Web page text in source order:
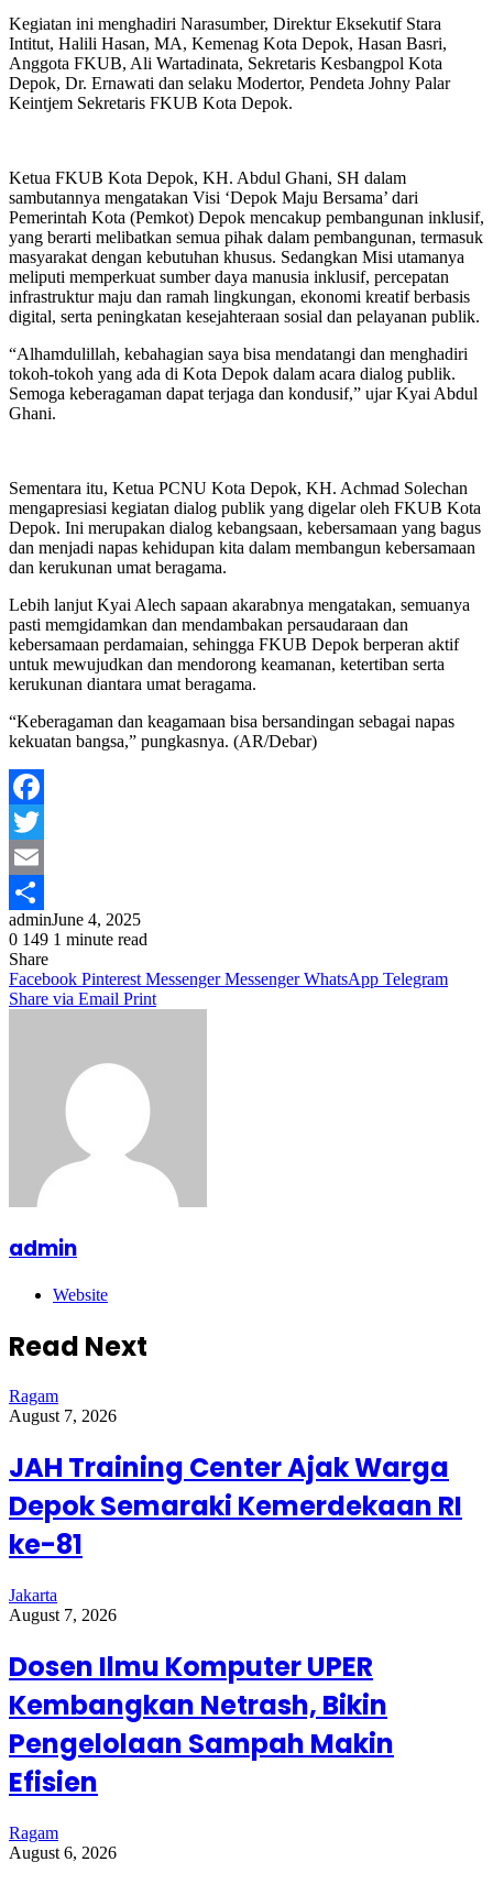
Kegiatan ini menghadiri Narasumber, Direktur Eksekutif Stara
Intitut, Halili Hasan, MA, Kemenag Kota Depok, Hasan Basri,
Anggota FKUB, Ali Wartadinata, Sekretaris Kesbangpol Kota
Depok, Dr. Ernawati dan selaku Modertor, Pendeta Johny Palar
Keintjem Sekretaris FKUB Kota Depok.
Ketua FKUB Kota Depok, KH. Abdul Ghani, SH dalam
sambutannya mengatakan Visi ‘Depok Maju Bersama’ dari
Pemerintah Kota (Pemkot) Depok mencakup pembangunan inklusif,
yang berarti melibatkan semua pihak dalam pembangunan, termasuk
masyarakat dengan kebutuhan khusus. Sedangkan Misi utamanya
meliputi memperkuat sumber daya manusia inklusif, percepatan
infrastruktur maju dan ramah lingkungan, ekonomi kreatif berbasis
digital, serta peningkatan kesejahteraan sosial dan pelayanan publik.
“Alhamdulillah, kebahagian saya bisa mendatangi dan menghadiri
tokoh-tokoh yang ada di Kota Depok dalam acara dialog publik.
Semoga keberagaman dapat terjaga dan kondusif,” ujar Kyai Abdul
Ghani.
Sementara itu, Ketua PCNU Kota Depok, KH. Achmad Solechan
mengapresiasi kegiatan dialog publik yang digelar oleh FKUB Kota
Depok. Ini merupakan dialog kebangsaan, kebersamaan yang bagus
dan menjadi napas kehidupan kita dalam membangun kebersamaan
dan kerukunan umat beragama.
Lebih lanjut Kyai Alech sapaan akarabnya mengatakan, semuanya
pasti memgidamkan dan mendambakan persaudaraan dan
kebersamaan perdamaian, sehingga FKUB Depok berperan aktif
untuk mewujudkan dan mendorong keamanan, ketertiban serta
kerukunan diantara umat beragama.
“Keberagaman dan keagamaan bisa bersandingan sebagai napas
kekuatan bangsa,” pungkasnya. (AR/Debar)
Facebook
Twitter
Email
Share
adminJune 4, 2025
0 149 1 minute read
Share
Facebook Pinterest Messenger Messenger WhatsApp Telegram
Share via Email Print
admin
Website
Read Next
Ragam
August 7, 2026
JAH Training Center Ajak Warga
Depok Semaraki Kemerdekaan RI
ke-81
Jakarta
August 7, 2026
Dosen Ilmu Komputer UPER
Kembangkan Netrash, Bikin
Pengelolaan Sampah Makin
Efisien
Ragam
August 6, 2026